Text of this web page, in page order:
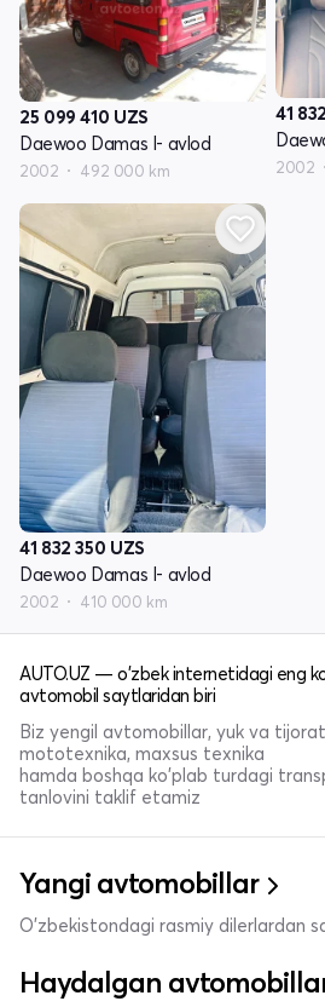
25 099 410 UZS
Daewoo Damas I- avlod
2002 492 000 km
41
2002
41 832 350 UZS
Daewoo Damas I- avlod
2002 410 000 km
AUTO.UZ — o'zbek internetidagi eng
avtomobil saytlaridan biri
Biz yengil avtomobillar, yuk va
mototexnika, maxsus texnika
hamda boshqa ko'plab turdagi
tanlovini taklif etamiz
Yangi avtomobillar
O'zbekistondagi rasmiy dilerlardan
Haydalgan